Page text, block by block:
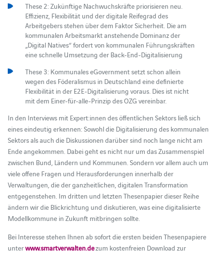
These 2: Zukünftige Nachwuchskräfte priorisieren neu.
Effizienz, Flexibilität und der digitale Reifegrad des
Arbeitgebers stehen über dem Faktor Sicherheit. Die am
kommunalen Arbeitsmarkt anstehende Dominanz der
„Digital Natives“ fordert von kommunalen Führungskräften
eine schnelle Umsetzung der Back-End-Digitalisierung
These 3: Kommunales eGovernment setzt schon allein
wegen des Föderalismus in Deutschland eine definierte
Flexibilität in der E2E-Digitalisierung voraus. Dies ist nicht
mit dem Einer-für-alle-Prinzip des OZG vereinbar.
In den Interviews mit Expert:innen des öffentlichen Sektors ließ sich
eines eindeutig erkennen: Sowohl die Digitalisierung des kommunalen
Sektors als auch die Diskussionen darüber sind noch lange nicht am
Ende angekommen. Dabei geht es nicht nur um das Zusammenspiel
zwischen Bund, Ländern und Kommunen. Sondern vor allem auch um
viele offene Fragen und Herausforderungen innerhalb der
Verwaltungen, die der ganzheitlichen, digitalen Transformation
entgegenstehen. Im dritten und letzten Thesenpapier dieser Reihe
ändern wir die Blickrichtung und diskutieren, was eine digitalisierte
Modellkommune in Zukunft mitbringen sollte.
Bei Interesse stehen Ihnen ab sofort die ersten beiden Thesenpapiere
unterwww.smartverwalten.dezum kostenfreien Download zur